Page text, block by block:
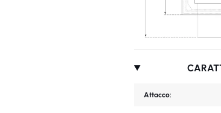
Attacco: